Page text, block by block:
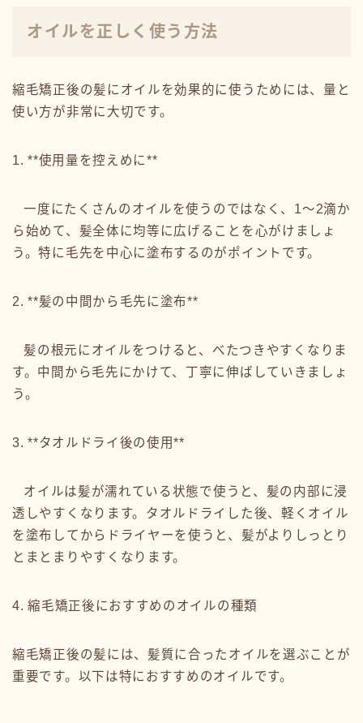
オイルを正しく使う方法
縮毛矯正後の髪にオイルを効果的に使うためには、量と
使い方が非常に大切です。
1. **使用量を控えめに**
一度にたくさんのオイルを使うのではなく、1〜2滴か
ら始めて、髪全体に均等に広げることを心がけましょ
う。特に毛先を中心に塗布するのがポイントです。
2. **髪の中間から毛先に塗布**
髪の根元にオイルをつけると、べたつきやすくなりま
す。中間から毛先にかけて、丁寧に伸ばしていきましょ
う。
3. **タオルドライ後の使用**
オイルは髪が濡れている状態で使うと、髪の内部に浸
透しやすくなります。タオルドライした後、軽くオイル
を塗布してからドライヤーを使うと、髪がよりしっとり
とまとまりやすくなります。
4. 縮毛矯正後におすすめのオイルの種類
縮毛矯正後の髪には、髪質に合ったオイルを選ぶことが
重要です。以下は特におすすめのオイルです。